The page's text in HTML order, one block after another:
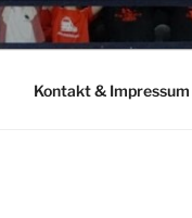
Kontakt & Impressum